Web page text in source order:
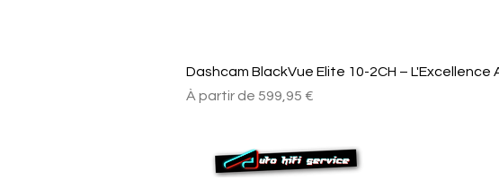
Dashcam BlackVue Elite 10-2CH –
À partir de 599,95 €
Prix promotionnel